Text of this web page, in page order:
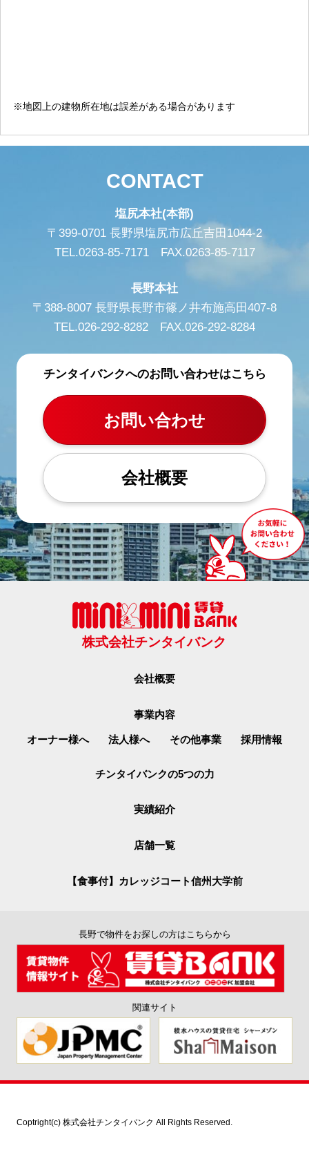
※地図上の建物所在地は誤差がある場合があります
CONTACT
塩尻本社(本部)
〒399-0701 長野県塩尻市広丘吉田1044-2
TEL.0263-85-7171 FAX.0263-85-7117
長野本社
〒388-8007 長野県長野市篠ノ井布施高田407-8
TEL.026-292-8282 FAX.026-292-8284
チンタイバンクへのお問い合わせはこちら
お問い合わせ
会社概要
株式会社チンタイバンク
会社概要
事業内容
オーナー様へ 法人様へ その他事業 採用情報
チンタイバンクの5つの力
実績紹介
店舗一覧
【食事付】カレッジコート信州大学前
長野で物件をお探しの方はこちらから
関連サイト
Coptright(c) 株式会社チンタイバンク All Rights Reserved.